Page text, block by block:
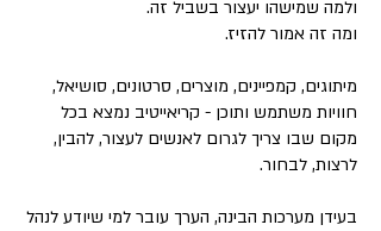
ולמה שמישהו יעצור בשביל זה.
ומה זה אמור להזיז.
מיתוגים, קמפיינים, מוצרים, סרטונים, סושיאל,
חוויות משתמש ותוכן - קריאייטיב נמצא בכל
מקום שבו צריך לגרום לאנשים לעצור, להבין,
לרצות, לבחור.
בעידן מערכות הבינה, הערך עובר למי שיודע לנהל